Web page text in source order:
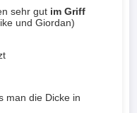
sehr gut im Griff
und Giordan)
man die Dicke in